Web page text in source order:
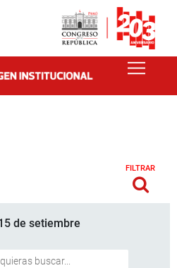
FILTRAR
de setiembre